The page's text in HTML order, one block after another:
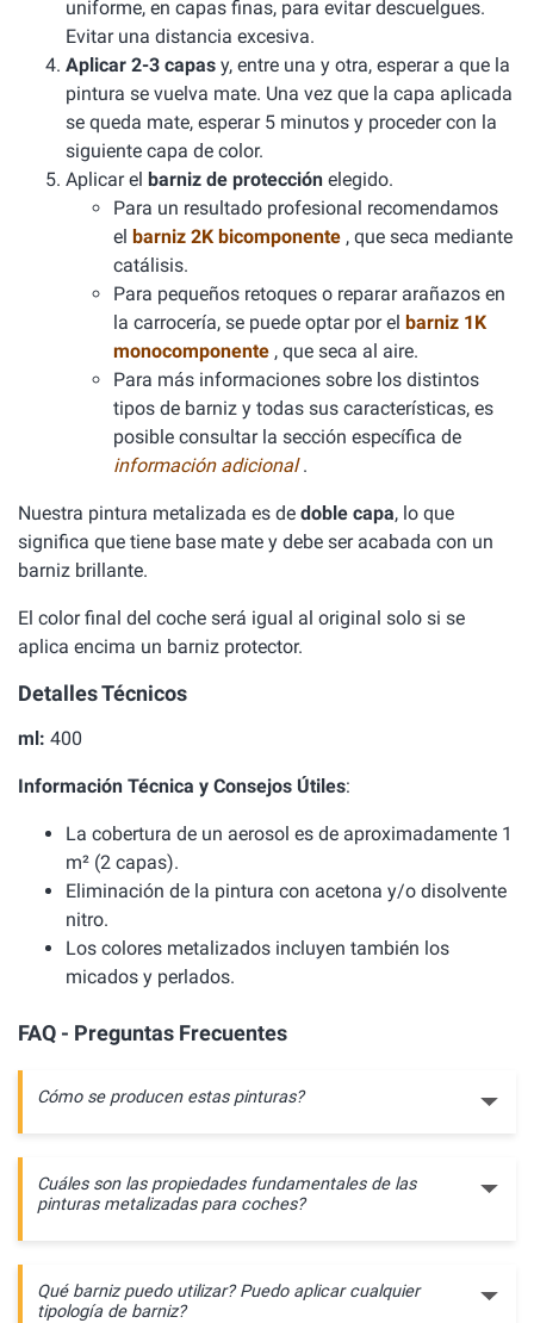
uniforme, en capas finas, para evitar descuelgues.
Evitar una distancia excesiva.
Aplicar 2-3 capas y, entre una y otra, esperar a que la
pintura se vuelva mate. Una vez que la capa aplicada
se queda mate, esperar 5 minutos y proceder con la
siguiente capa de color.
Aplicar el barniz de protección elegido.
Para un resultado profesional recomendamos
el barniz 2K bicomponente , que seca mediante
catálisis.
Para pequeños retoques o reparar arañazos en
la carrocería, se puede optar por el barniz 1K
monocomponente , que seca al aire.
Para más informaciones sobre los distintos
tipos de barniz y todas sus características, es
posible consultar la sección específica de
información adicional.
Nuestra pintura metalizada es de doble capa, lo que
significa que tiene base mate y debe ser acabada con un
barniz brillante.
El color final del coche será igual al original solo si se
aplica encima un barniz protector.
Detalles Técnicos
ml: 400
Información Técnica y Consejos Útiles:
La cobertura de un aerosol es de aproximadamente 1
m² (2 capas).
Eliminación de la pintura con acetona y/o disolvente
nitro.
Los colores metalizados incluyen también los
micados y perlados.
FAQ - Preguntas Frecuentes
Cómo se producen estas pinturas?
Cuáles son las propiedades fundamentales de las
pinturas metalizadas para coches?
Qué barniz puedo utilizar? Puedo aplicar cualquier
tipología de barniz?